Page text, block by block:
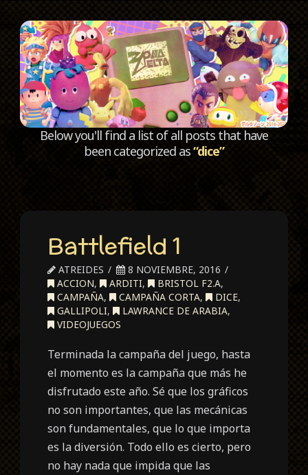
Below you'll find a list of all posts that have
been categorized as“dice”
Battlefield 1
ATREIDES
8 NOVIEMBRE, 2016
ACCION, ARDITI, BRISTOL F2.A,
CAMPAÑA, CAMPAÑA CORTA, DICE,
GALLIPOLI, LAWRANCE DE ARABIA,
VIDEOJUEGOS
Terminada la campaña del juego, hasta
el momento es la campaña que más he
disfrutado este año. Sé que los gráficos
no son importantes, que las mecánicas
son fundamentales, que lo que importa
es la diversión. Todo ello es cierto, pero
no hay nada que impida que las